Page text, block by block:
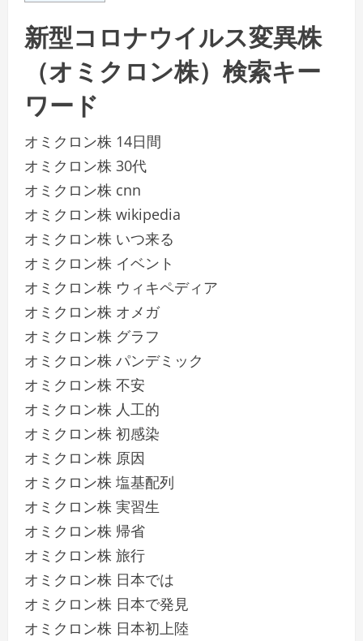
新型コロナウイルス変異株
（オミクロン株）検索キー
ワード
オミクロン株 14日間
オミクロン株 30代
オミクロン株 cnn
オミクロン株 wikipedia
オミクロン株 いつ来る
オミクロン株 イベント
オミクロン株 ウィキペディア
オミクロン株 オメガ
オミクロン株 グラフ
オミクロン株 パンデミック
オミクロン株 不安
オミクロン株 人工的
オミクロン株 初感染
オミクロン株 原因
オミクロン株 塩基配列
オミクロン株 実習生
オミクロン株 帰省
オミクロン株 旅行
オミクロン株 日本では
オミクロン株 日本で発見
オミクロン株 日本初上陸